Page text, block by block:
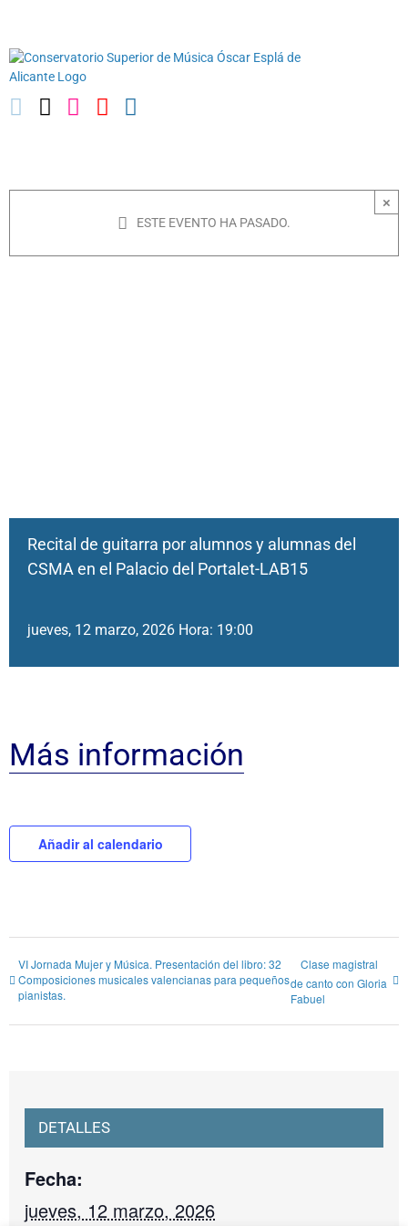
contenido
×
ESTE EVENTO HA PASADO.
Recital de guitarra por alumnos y alumnas del
CSMA en el Palacio del Portalet-LAB15
jueves, 12 marzo, 2026 Hora: 19:00
Más información
Añadir al calendario
VI Jornada Mujer y Música. Presentación del libro: 32
Composiciones musicales valencianas para pequeños
pianistas.
Clase magistral
de canto con Gloria
Fabuel
DETALLES
Fecha:
jueves, 12 marzo, 2026